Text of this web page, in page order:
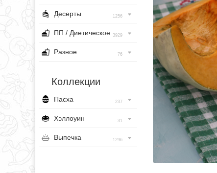
Десерты 1256
ПП / Диетическое 3929
Разное 76
Коллекции
Пасха 237
Хэллоуин 31
Выпечка 1296